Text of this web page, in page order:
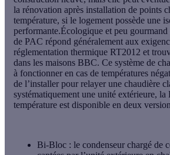
la rénovation après installation de points
température, si le logement possède une
performante.Écologique et peu gourmand
de PAC répond généralement aux
réglementation thermique RT2012 et
dans les maisons BBC. Ce système de
à fonctionner en cas de températures
de l’installer pour relayer une chaudière
systématiquement une unité extérieure, la
température est disponible en deux
Bi-Bloc : le condenseur chargé de